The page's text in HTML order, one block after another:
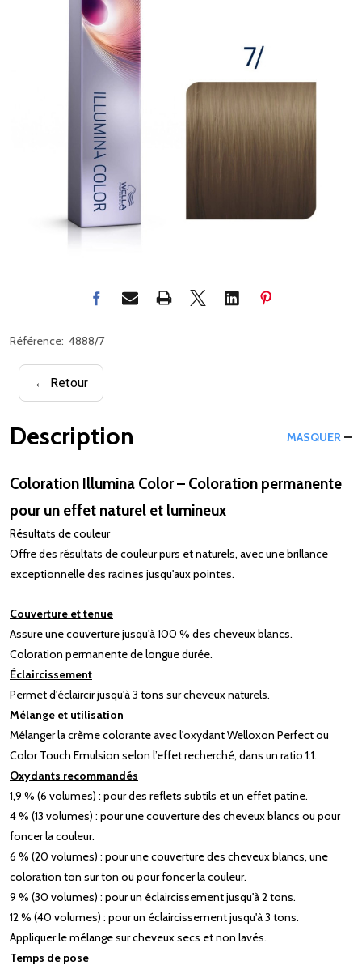
Référence: 4888/7
← Retour
Description MASQUER
Coloration Illumina Color – Coloration permanente
pour un effet naturel et lumineux
Résultats de couleur
Offre des résultats de couleur purs et naturels, avec une brillance
exceptionnelle des racines jusqu'aux pointes.
Couverture et tenue
Assure une couverture jusqu'à 100 % des cheveux blancs.
Coloration permanente de longue durée.
Éclaircissement
Permet d'éclaircir jusqu'à 3 tons sur cheveux naturels.
Mélange et utilisation
Mélanger la crème colorante avec l'oxydant Welloxon Perfect ou
Color Touch Emulsion selon l’effet recherché, dans un ratio 1:1.
Oxydants recommandés
1,9 % (6 volumes) : pour des reflets subtils et un effet patine.
4 % (13 volumes) : pour une couverture des cheveux blancs ou pour
foncer la couleur.
6 % (20 volumes) : pour une couverture des cheveux blancs, une
coloration ton sur ton ou pour foncer la couleur.
9 % (30 volumes) : pour un éclaircissement jusqu'à 2 tons.
12 % (40 volumes) : pour un éclaircissement jusqu'à 3 tons.
Appliquer le mélange sur cheveux secs et non lavés.
Temps de pose